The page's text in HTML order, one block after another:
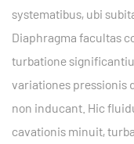
systematibus, ubi
Diaphragma facultas
turbatione
variationes pressionis
non inducant. Hic
cavationis minuit,